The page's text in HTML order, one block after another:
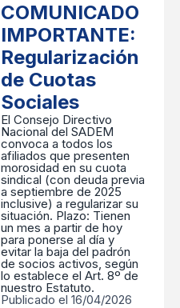
COMUNICADO
IMPORTANTE:
Regularización
de Cuotas
Sociales
​El Consejo Directivo
Nacional del SADEM
convoca a todos los
afiliados que presenten
morosidad en su cuota
sindical (con deuda previa
a septiembre de 2025
inclusive) a regularizar su
situación. ​Plazo: Tienen
un mes a partir de hoy
para ponerse al día y
evitar la baja del padrón
de socios activos, según
lo establece el Art. 8º de
nuestro Estatuto.
Publicado el 16/04/2026